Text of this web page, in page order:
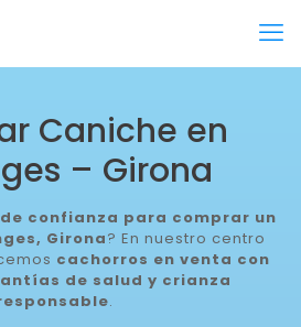
Caniche en
– Girona
confianza para comprar un
Girona? En nuestro centro
cachorros en venta con
de salud y crianza
.